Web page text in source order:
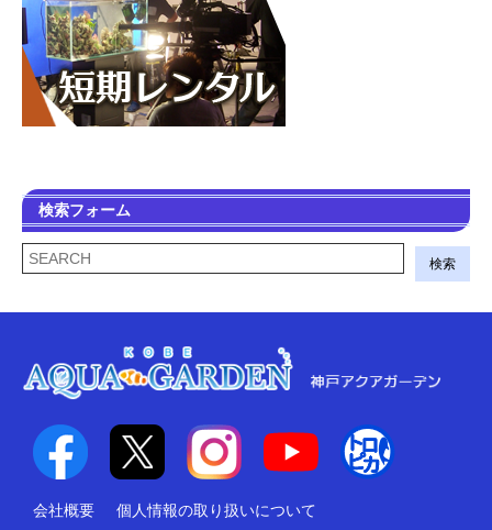
検索フォーム
検索
会社概要 個人情報の取り扱いについて